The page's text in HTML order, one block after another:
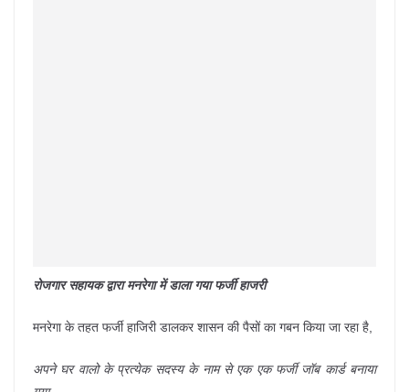
रोजगार सहायक द्वारा मनरेगा में डाला गया फर्जी हाजरी
मनरेगा के तहत फर्जी हाजिरी डालकर शासन की पैसों का गबन किया जा रहा है,
अपने घर वालो के प्रत्येक सदस्य के नाम से एक एक फर्जी जॉब कार्ड बनाया